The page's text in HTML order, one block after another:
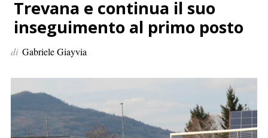
e
r
:
Trevana e continua il suo
inseguimento al primo posto
di Gabriele Giayvia